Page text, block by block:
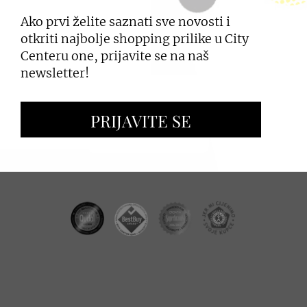
PRIJAVI SE
ZAKUP PROSTORA
OGLAŠAVANJE I PROMOCIJE
Ako prvi želite saznati sve novosti i
otkriti najbolje shopping prilike u City
Centeru one, prijavite se na naš
newsletter!
PRIJAVITE SE